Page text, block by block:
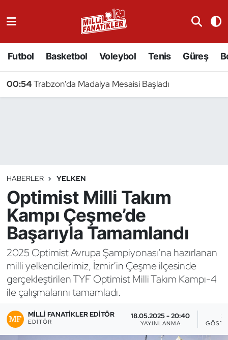
Futbol Basketbol Voleybol Tenis Güreş
00:54Trabzon'da Madalya Mesaisi Başladı
HABERLER YELKEN
Optimist Milli Takım
Kampı Çeşme’de
Başarıyla Tamamlandı
2025 Optimist Avrupa Şampiyonası’na hazırlanan
milli yelkencilerimiz, İzmir’in Çeşme ilçesinde
gerçekleştirilen TYF Optimist Milli Takım Kampı-4
ile çalışmalarını tamamladı.
MILLI FANATIKLER EDITÖR
EDITÖR
18.05.2025 - 20:40
YAYINLANMA
3
Badminton
Binicilik
Bisiklet
Bocce Bowling Dart
Boks
Briç
Buz Hokeyi